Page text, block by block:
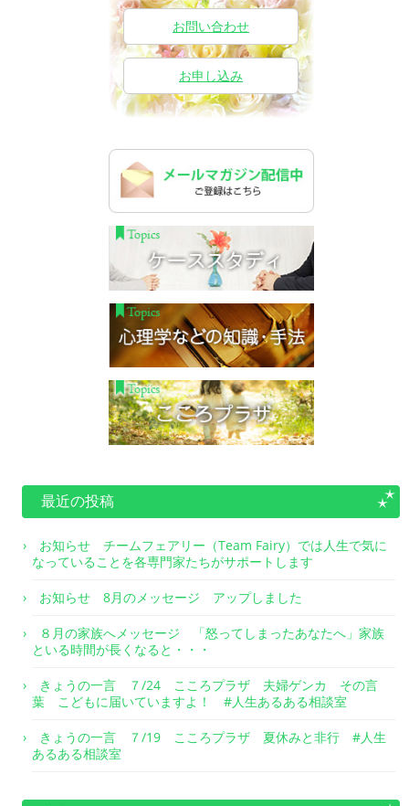
お問い合わせ
お申し込み
最近の投稿
お知らせ チームフェアリー（Team Fairy）では人生で気に
なっていることを各専門家たちがサポートします
お知らせ 8月のメッセージ アップしました
８月の家族へメッセージ 「怒ってしまったあなたへ」家族
といる時間が長くなると・・・
きょうの一言 ７/24 こころプラザ 夫婦ゲンカ その言
葉 こどもに届いていますよ！ #人生あるある相談室
きょうの一言 ７/19 こころプラザ 夏休みと非行 #人生
あるある相談室